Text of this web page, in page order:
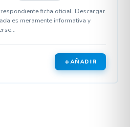
ficha oficial. Descargar
es meramente informativa y
AÑADIR